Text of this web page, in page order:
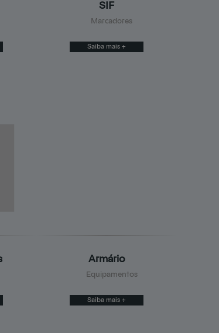
SIF
Marcadores
Saiba mais +
Armário
Equipamentos
Saiba mais +